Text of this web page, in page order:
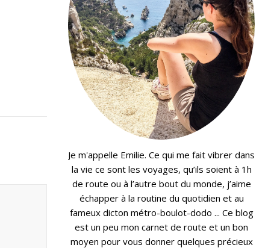
Je m'appelle Emilie. Ce qui me fait vibrer dans
la vie ce sont les voyages, qu’ils soient à 1h
de route ou à l’autre bout du monde, j’aime
échapper à la routine du quotidien et au
fameux dicton métro-boulot-dodo ... Ce blog
est un peu mon carnet de route et un bon
moyen pour vous donner quelques précieux